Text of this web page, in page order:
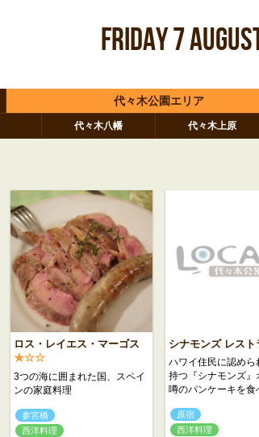
Friday7
代々木公園エリア
代々木八幡 代々木上原
ロス・レイエス・マーゴス
★☆☆
3つの海に囲まれた国、スペイ
ンの家庭料理
参宮橋
西洋料理
シナモンズ レスト
ハワイ住民に認めら
持つ『シナモンズ』
噂のパンケーキを食
原宿
西洋料理